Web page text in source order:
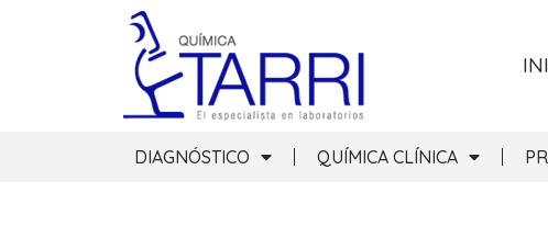
DIAGNÓSTICO QUÍMICA CLÍNICA